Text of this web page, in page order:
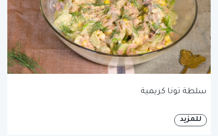
سلطة تونا كريمية
للمزيد